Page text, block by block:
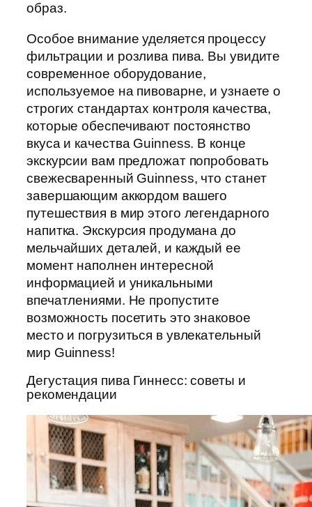
образ.
Особое внимание уделяется процессу
фильтрации и розлива пива. Вы увидите
современное оборудование,
используемое на пивоварне, и узнаете о
строгих стандартах контроля качества,
которые обеспечивают постоянство
вкуса и качества Guinness. В конце
экскурсии вам предложат попробовать
свежесваренный Guinness, что станет
завершающим аккордом вашего
путешествия в мир этого легендарного
напитка. Экскурсия продумана до
мельчайших деталей, и каждый ее
момент наполнен интересной
информацией и уникальными
впечатлениями. Не пропустите
возможность посетить это знаковое
место и погрузиться в увлекательный
мир Guinness!
Дегустация пива Гиннесс: советы и
рекомендации